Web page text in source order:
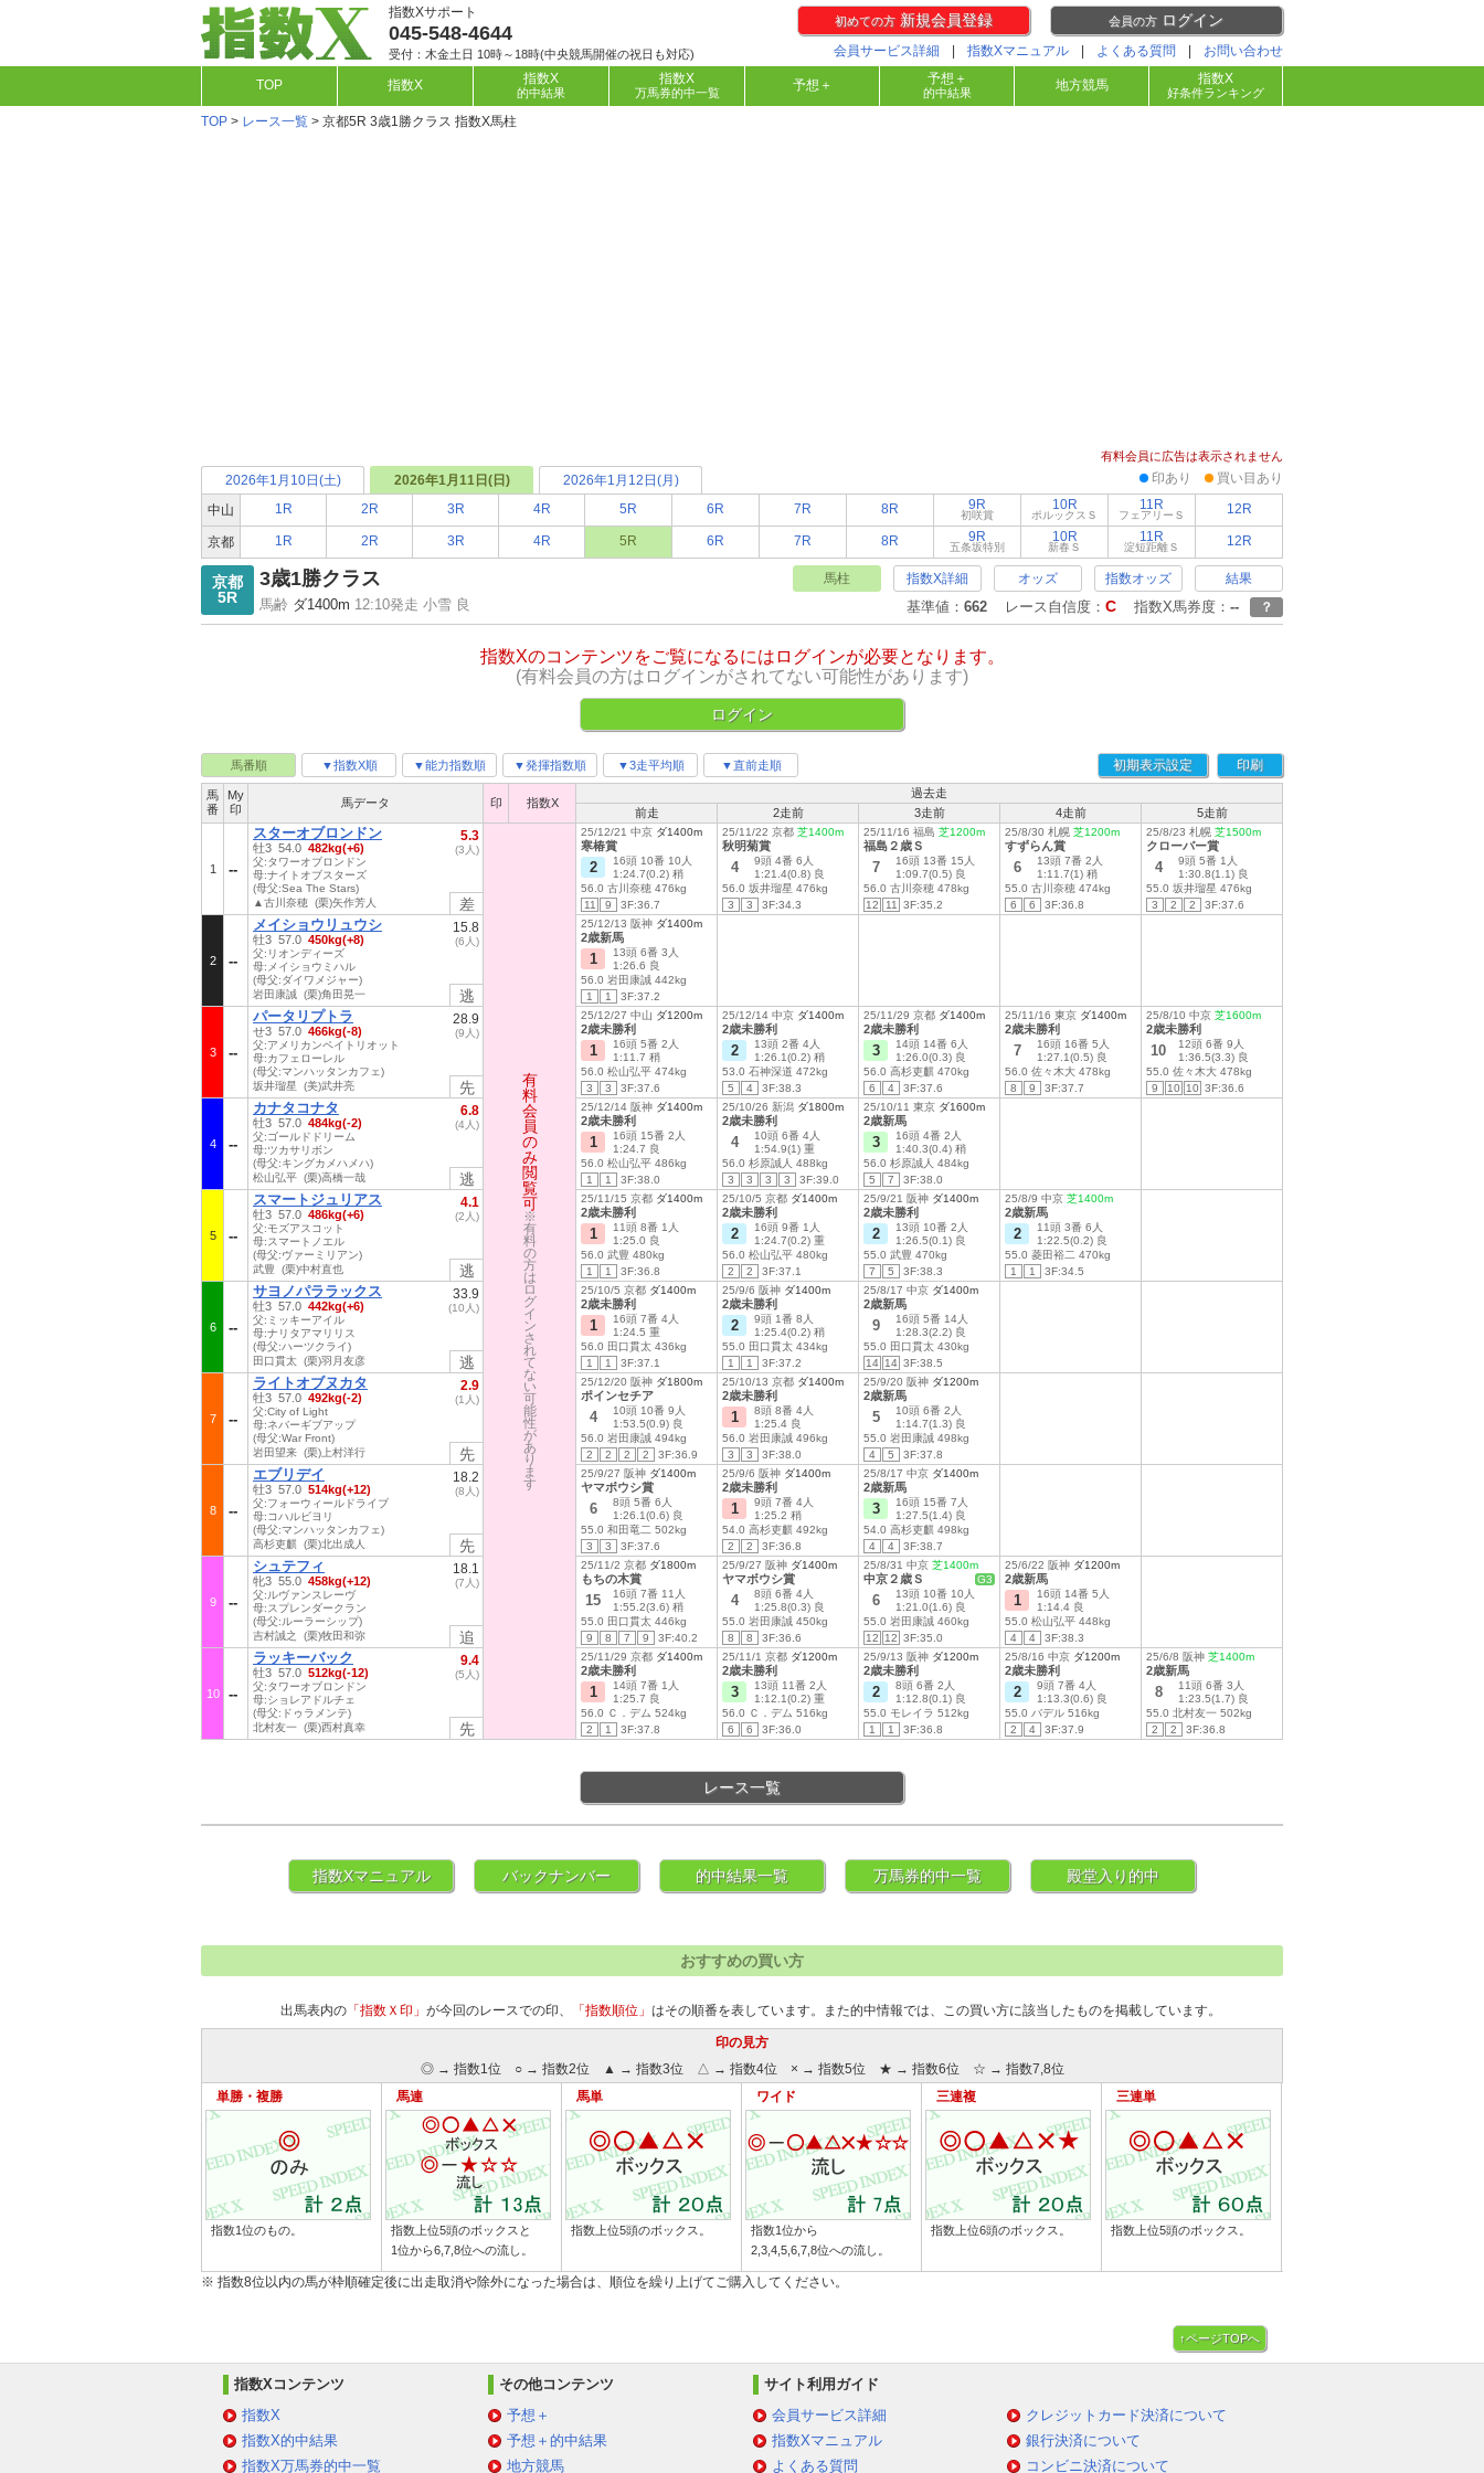
指数Xサポート
045-548-4644
受付：木金土日 10時～18時(中央競馬開催の祝日も対応)
初めての方新規会員登録 会員の方 ログイン
会員サービス詳細 指数Xマニュアル よくある質問 お問い合わせ
TOP 指数X 指数X
的中結果
指数X
万馬券的中一覧 予想＋ 予想＋
的中結果 地方競馬 指数X
好条件ランキング
TOP > レース一覧 > 京都5R 3歳1勝クラス 指数X馬柱
有料会員に広告は表示されません
2026年1月10日(土) 2026年1月11日(日) 2026年1月12日(月) 印あり 買い目あり
中山 1R 2R 3R 4R 5R 6R 7R 8R 9R
初咲賞
10R
ポルックスＳ
11R
フェアリーＳ 12R
京都 1R 2R 3R 4R 5R 6R 7R 8R 9R
五条坂特別
10R
新春Ｓ
11R
淀短距離Ｓ 12R
京都
5R
3歳1勝クラス
馬齢 ダ1400m 12:10発走 小雪 良
馬柱 指数X詳細 オッズ 指数オッズ 結果
基準値： 662 レース自信度： C 指数X馬券度： -- ？
指数Xのコンテンツをご覧になるにはログインが必要となります。
(有料会員の方はログインがされてない可能性があります)
ログイン
馬番順 ▼指数X順 ▼能力指数順 ▼発揮指数順 ▼3走平均順 ▼直前走順 初期表示設定 印刷
馬
番
My
印
馬データ 印 指数X
過去走
前走
2走前 3走前 4走前 5走前
1
スターオブロンドン
牡3 54.0 482kg(+6)
父:タワーオブロンドン
母:ナイトオブスターズ
(母父:Sea The Stars)
▲古川奈穂 (栗)矢作芳人
5.3
(3人)
差
有
料
会
員
の
み
閲
覧
可
※
有
料
の
方
は
ロ
グ
イ
ン
さ
れ
て
な
い
可
能
性
が
あ
り
ま
す
25/12/21 中京 ダ1400m
寒椿賞
2
16頭 10番 10人
1:24.7(0.2) 稍
56.0 古川奈穂 476kg
11
9 3F:36.7
25/11/22 京都 芝1400m
秋明菊賞
4
9頭 4番 6人
1:21.4(0.8) 良
56.0 坂井瑠星 476kg
3
3 3F:34.3
25/11/16 福島 芝1200m
福島２歳Ｓ
7
16頭 13番 15人
1:09.7(0.5) 良
56.0 古川奈穂 478kg
12
11 3F:35.2
25/8/30 札幌 芝1200m
すずらん賞
6
13頭 7番 2人
1:11.7(1) 稍
55.0 古川奈穂 474kg
6
6 3F:36.8
25/8/23 札幌 芝1500m
クローバー賞
4
9頭 5番 1人
1:30.8(1.1) 良
55.0 坂井瑠星 476kg
3
2 2 3F:37.6
2
メイショウリュウシ
牡3 57.0 450kg(+8)
父:リオンディーズ
母:メイショウミハル
(母父:ダイワメジャー)
岩田康誠 (栗)角田晃一
15.8
(6人)
逃
25/12/13 阪神 ダ1400m
2歳新馬
1
13頭 6番 3人
1:26.6 良
56.0 岩田康誠 442kg
1
1 3F:37.2
3
パータリプトラ
せ3 57.0 466kg(-8)
父:アメリカンペイトリオット
母:カフェローレル
(母父:マンハッタンカフェ)
坂井瑠星 (美)武井亮
28.9
(9人)
先
25/12/27 中山 ダ1200m
2歳未勝利
1
16頭 5番 2人
1:11.7 稍
56.0 松山弘平 474kg
3
3 3F:37.6
25/12/14 中京 ダ1400m
2歳未勝利
2
13頭 2番 4人
1:26.1(0.2) 稍
53.0 石神深道 472kg
5
4 3F:38.3
25/11/29 京都 ダ1400m
2歳未勝利
3
14頭 14番 6人
1:26.0(0.3) 良
56.0 高杉吏麒 470kg
6
4 3F:37.6
25/11/16 東京 ダ1400m
2歳未勝利
7
16頭 16番 5人
1:27.1(0.5) 良
56.0 佐々木大 478kg
8
9 3F:37.7
25/8/10 中京 芝1600m
2歳未勝利
10
12頭 6番 9人
1:36.5(3.3) 良
55.0 佐々木大 478kg
9
10 10 3F:36.6
4
カナタコナタ
牡3 57.0 484kg(-2)
父:ゴールドドリーム
母:ツカサリボン
(母父:キングカメハメハ)
松山弘平 (栗)高橋一哉
6.8
(4人)
逃
25/12/14 阪神 ダ1400m
2歳未勝利
1
16頭 15番 2人
1:24.7 良
56.0 松山弘平 486kg
1
1 3F:38.0
25/10/26 新潟 ダ1800m
2歳未勝利
4
10頭 6番 4人
1:54.9(1) 重
56.0 杉原誠人 488kg
3
3 3 3 3F:39.0
25/10/11 東京 ダ1600m
2歳新馬
3
16頭 4番 2人
1:40.3(0.4) 稍
56.0 杉原誠人 484kg
5
7 3F:38.0
5
スマートジュリアス
牡3 57.0 486kg(+6)
父:モズアスコット
母:スマートノエル
(母父:ヴァーミリアン)
武豊 (栗)中村直也
4.1
(2人)
逃
25/11/15 京都 ダ1400m
2歳未勝利
1
11頭 8番 1人
1:25.0 良
56.0 武豊 480kg
1
1 3F:36.8
25/10/5 京都 ダ1400m
2歳未勝利
2
16頭 9番 1人
1:24.7(0.2) 重
56.0 松山弘平 480kg
2
2 3F:37.1
25/9/21 阪神 ダ1400m
2歳未勝利
2
13頭 10番 2人
1:26.5(0.1) 良
55.0 武豊 470kg
7
5 3F:38.3
25/8/9 中京 芝1400m
2歳新馬
2
11頭 3番 6人
1:22.5(0.2) 良
55.0 菱田裕二 470kg
1
1 3F:34.5
6
サヨノパララックス
牡3 57.0 442kg(+6)
父:ミッキーアイル
母:ナリタアマリリス
(母父:ハーツクライ)
田口貫太 (栗)羽月友彦
33.9
(10人)
逃
25/10/5 京都 ダ1400m
2歳未勝利
1
16頭 7番 4人
1:24.5 重
56.0 田口貫太 436kg
1
1 3F:37.1
25/9/6 阪神 ダ1400m
2歳未勝利
2
9頭 1番 8人
1:25.4(0.2) 稍
55.0 田口貫太 434kg
1
1 3F:37.2
25/8/17 中京 ダ1400m
2歳新馬
9
16頭 5番 14人
1:28.3(2.2) 良
55.0 田口貫太 430kg
14 14 3F:38.5
7
ライトオブヌカタ
牡3 57.0 492kg(-2)
父:City of Light
母:ネバーギブアップ
(母父:War Front)
岩田望来 (栗)上村洋行
2.9
(1人)
先
25/12/20 阪神 ダ1800m
ポインセチア
4
10頭 10番 9人
1:53.5(0.9) 良
56.0 岩田康誠 494kg
2
2 2 2 3F:36.9
25/10/13 京都 ダ1400m
2歳未勝利
1
8頭 8番 4人
1:25.4 良
56.0 岩田康誠 496kg
3
3 3F:38.0
25/9/20 阪神 ダ1200m
2歳新馬
5
10頭 6番 2人
1:14.7(1.3) 良
55.0 岩田康誠 498kg
4
5 3F:37.8
8
エブリデイ
牡3 57.0 514kg(+12)
父:フォーウィールドライブ
母:コハルビヨリ
(母父:マンハッタンカフェ)
高杉吏麒 (栗)北出成人
18.2
(8人)
先
25/9/27 阪神 ダ1400m
ヤマボウシ賞
6
8頭 5番 6人
1:26.1(0.6) 良
55.0 和田竜二 502kg
3
3 3F:37.6
25/9/6 阪神 ダ1400m
2歳未勝利
1
9頭 7番 4人
1:25.2 稍
54.0 高杉吏麒 492kg
2
2 3F:36.8
25/8/17 中京 ダ1400m
2歳新馬
3
16頭 15番 7人
1:27.5(1.4) 良
54.0 高杉吏麒 498kg
4
4 3F:38.7
9
シュテフィ
牝3 55.0 458kg(+12)
父:ルヴァンスレーヴ
母:スプレンダークラン
(母父:ルーラーシップ)
吉村誠之 (栗)牧田和弥
18.1
(7人)
追
25/11/2 京都 ダ1800m
もちの木賞
15
16頭 7番 11人
1:55.2(3.6) 稍
55.0 田口貫太 446kg
9
8 7 9 3F:40.2
25/9/27 阪神 ダ1400m
ヤマボウシ賞
4
8頭 6番 4人
1:25.8(0.3) 良
55.0 岩田康誠 450kg
8
8 3F:36.6
25/8/31 中京 芝1400m
中京２歳Ｓ G3
6
13頭 10番 10人
1:21.0(1.6) 良
55.0 岩田康誠 460kg
12
12 3F:35.0
25/6/22 阪神 ダ1200m
2歳新馬
1
16頭 14番 5人
1:14.4 良
55.0 松山弘平 448kg
4
4 3F:38.3
10
ラッキーバック
牡3 57.0 512kg(-12)
父:タワーオブロンドン
母:ショレアドルチェ
(母父:ドゥラメンテ)
北村友一 (栗)西村真幸
9.4
(5人)
先
25/11/29 京都 ダ1400m
2歳未勝利
1
14頭 7番 1人
1:25.7 良
56.0 Ｃ．デム 524kg
2
1 3F:37.8
25/11/1 京都 ダ1200m
2歳未勝利
3
13頭 11番 2人
1:12.1(0.2) 重
56.0 Ｃ．デム 516kg
6
6 3F:36.0
25/9/13 阪神 ダ1200m
2歳未勝利
2
8頭 6番 2人
1:12.8(0.1) 良
55.0 モレイラ 512kg
1
1 3F:36.8
25/8/16 中京 ダ1200m
2歳未勝利
2
9頭 7番 4人
1:13.3(0.6) 良
55.0 バデル 516kg
2
4 3F:37.9
25/6/8 阪神 芝1400m
2歳新馬
8
11頭 6番 3人
1:23.5(1.7) 良
55.0 北村友一 502kg
2
2 3F:36.8
レース一覧
指数Xマニュアル バックナンバー 的中結果一覧 万馬券的中一覧 殿堂入り的中
おすすめの買い方
出馬表内の「指数Ｘ印」 が今回のレースでの印、 「指数順位」 はその順番を表しています。また的中情報では、この買い方に該当したものを掲載しています。
印の見方
◎ → 指数1位 ○ → 指数2位 ▲ → 指数3位 △ → 指数4位 × → 指数5位 ★ → 指数6位 ☆ → 指数7,8位
単勝・複勝
指数1位のもの。
馬連
指数上位5頭のボックスと
1位から6,7,8位への流し。
馬単
指数上位5頭のボックス。
ワイド
指数1位から
2,3,4,5,6,7,8位への流し。
三連複
指数上位6頭のボックス。
三連単
指数上位5頭のボックス。
※ 指数8位以内の馬が枠順確定後に出走取消や除外になった場合は、順位を繰り上げてご購入してください。
↑ページTOPへ
指数Xコンテンツ
指数X
指数X的中結果
指数X万馬券的中一覧
その他コンテンツ
予想＋
予想＋的中結果
地方競馬
サイト利用ガイド
会員サービス詳細
クレジットカード決済について
指数Xマニュアル
銀行決済について
よくある質問
コンビニ決済について